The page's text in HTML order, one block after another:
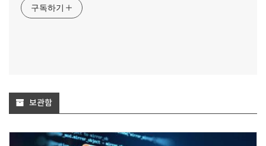
구독하기
보관함